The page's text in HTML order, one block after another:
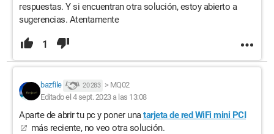
respuestas. Y si encuentran otra solución, estoy abierto a
sugerencias. Atentamente
1
bazfile 20 283 > MQ02
Editado el 4 sept. 2023 a las 13:08
Aparte de abrir tu pc y poner unatarjeta de red WiFi mini PCI
más reciente, no veo otra solución.